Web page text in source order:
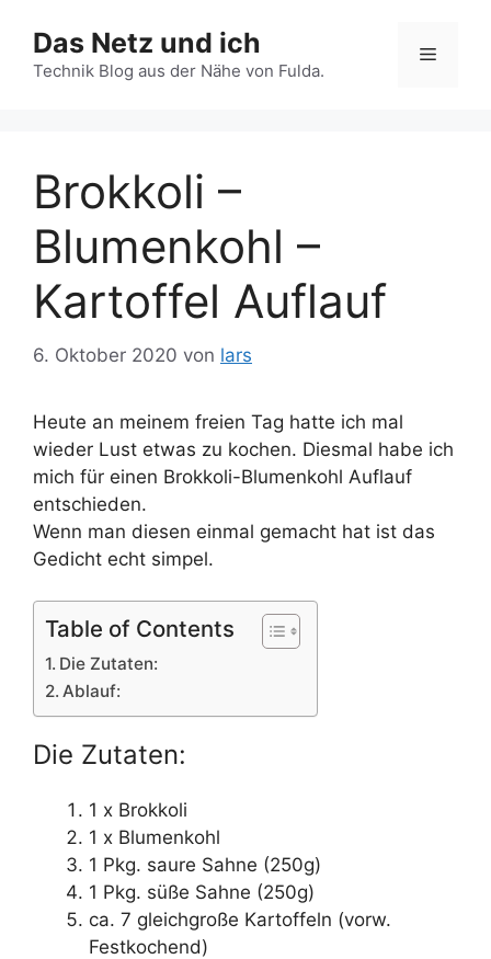
Inhalt
springen
Das Netz und ich
Technik Blog aus der Nähe von Fulda.
Menü
Brokkoli –
Blumenkohl –
Kartoffel Auflauf
6. Oktober 2020 von lars
Heute an meinem freien Tag hatte ich mal
wieder Lust etwas zu kochen. Diesmal habe ich
mich für einen Brokkoli-Blumenkohl Auflauf
entschieden.
Wenn man diesen einmal gemacht hat ist das
Gedicht echt simpel.
Table of Contents
Die Zutaten:
Ablauf:
Die Zutaten:
1 x Brokkoli
1 x Blumenkohl
1 Pkg. saure Sahne (250g)
1 Pkg. süße Sahne (250g)
ca. 7 gleichgroße Kartoffeln (vorw.
Festkochend)